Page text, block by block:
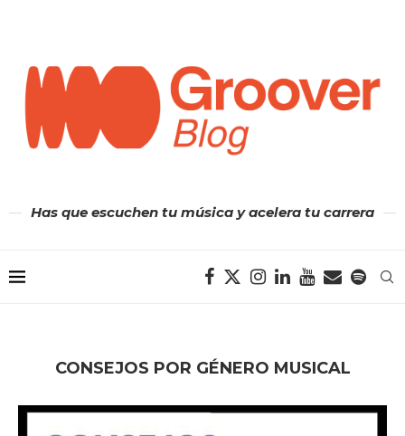
Has que escuchen tu música y acelera tu carrera
CONSEJOS POR GÉNERO MUSICAL